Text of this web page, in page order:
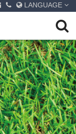
LANGUAGE